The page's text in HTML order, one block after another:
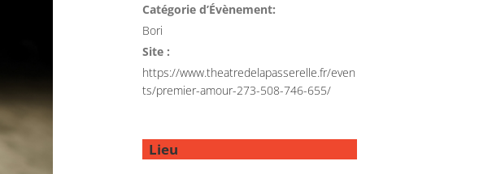
Catégorie d’Évènement:
Bori
Site :
https://www.theatredelapasserelle.fr/even
ts/premier-amour-273-508-746-655/
Lieu